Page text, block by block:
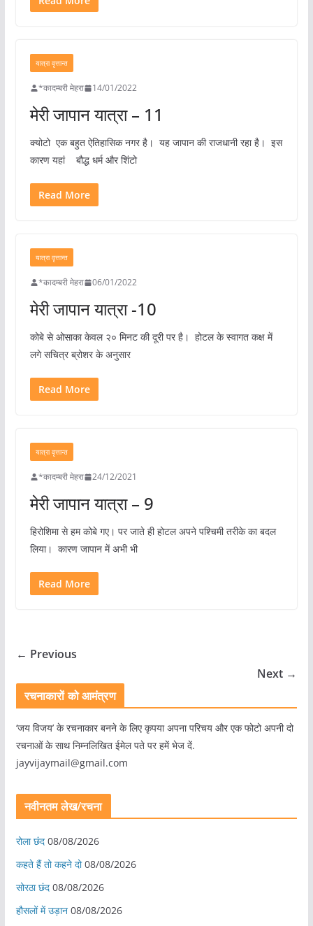
यात्रा वृत्तान्त
*कादम्बरी मेहरा 14/01/2022
मेरी जापान यात्रा – 11
क्योटो एक बहुत ऐतिहासिक नगर है। यह जापान की राजधानी रहा है। इस
कारण यहां बौद्ध धर्म और शिंटो
Read More
यात्रा वृत्तान्त
*कादम्बरी मेहरा 06/01/2022
मेरी जापान यात्रा -10
कोबे से ओसाका केवल २० मिनट की दूरी पर है। होटल के स्वागत कक्ष में
लगे सचित्र ब्रोशर के अनुसार
Read More
यात्रा वृत्तान्त
*कादम्बरी मेहरा 24/12/2021
मेरी जापान यात्रा – 9
हिरोशिमा से हम कोबे गए। पर जाते ही होटल अपने पश्चिमी तरीके का बदल
लिया। कारण जापान में अभी भी
Read More
← Previous
Next →
रचनाकारों को आमंत्रण
‘जय विजय’ के रचनाकार बनने के लिए कृपया अपना परिचय और एक फोटो अपनी दो
रचनाओं के साथ निम्नलिखित ईमेल पते पर हमें भेज दें.
jayvijaymail@gmail.com
नवीनतम लेख/रचना
रोला छंद 08/08/2026
कहते हैं तो कहने दो 08/08/2026
सोरठा छंद 08/08/2026
हौसलों में उड़ान 08/08/2026